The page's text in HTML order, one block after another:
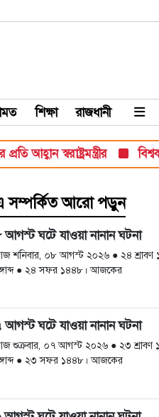
শিক্ষা রাজধানী
স্বরাষ্ট্রমন্ত্রীর বিশ্বকাপে
সম্পর্কিত আরো পড়ুন
ঘটে যাওয়া নানান ঘটনা
শনিবার, ০৮ আগস্ট ২০২৬ ● ২৪ শ্রাবণ
● ২৪ সফর ১৪৪৮। আজকের
আগস্ট ঘটে যাওয়া নানান ঘটনা
শুক্রবার, ০৭ আগস্ট ২০২৬ ● ২৩ শ্রাবণ
● ২৩ সফর ১৪৪৮। আজকের